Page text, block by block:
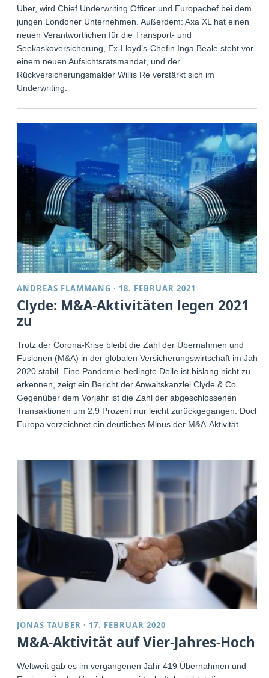
Uber, wird Chief Underwriting Officer und Europachef bei dem
jungen Londoner Unternehmen. Außerdem: Axa XL hat einen
neuen Verantwortlichen für die Transport- und
Seekaskoversicherung, Ex-Lloyd’s-Chefin Inga Beale steht vor
einem neuen Aufsichtsratsmandat, und der
Rückversicherungsmakler Willis Re verstärkt sich im
Underwriting.
ANDREAS FLAMMANG · 18. FEBRUAR 2021
Clyde: M&A-Aktivitäten legen 2021
zu
Trotz der Corona-Krise bleibt die Zahl der Übernahmen und
Fusionen (M&A) in der globalen Versicherungswirtschaft im Jahr
2020 stabil. Eine Pandemie-bedingte Delle ist bislang nicht zu
erkennen, zeigt ein Bericht der Anwaltskanzlei Clyde & Co.
Gegenüber dem Vorjahr ist die Zahl der abgeschlossenen
Transaktionen um 2,9 Prozent nur leicht zurückgegangen. Doch
Europa verzeichnet ein deutliches Minus der M&A-Aktivität.
JONAS TAUBER · 17. FEBRUAR 2020
M&A-Aktivität auf Vier-Jahres-Hoch
Weltweit gab es im vergangenen Jahr 419 Übernahmen und